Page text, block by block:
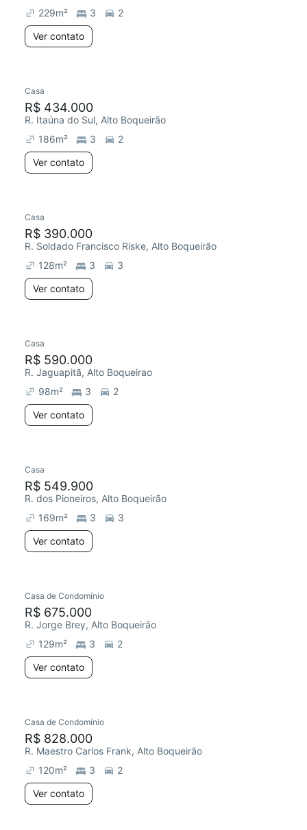
229m² 3
2
Ver contato
Casa
R$ 434.000
R. Itaúna do Sul, Alto Boqueirão
186m² 3
2
Ver contato
Chegou este mês
Casa
R$ 390.000
R. Soldado Francisco Riske, Alto Boqueirão
128m² 3
3
Ver contato
Casa
R$ 590.000
R. Jaguapitã, Alto Boqueirao
98m² 3
2
Ver contato
Chegou este mês
Casa
R$ 549.900
R. dos Pioneiros, Alto Boqueirão
169m² 3
3
Ver contato
Casa de Condomínio
R$ 675.000
R. Jorge Brey, Alto Boqueirão
129m² 3
2
Ver contato
Casa de Condomínio
R$ 828.000
R. Maestro Carlos Frank, Alto Boqueirão
120m² 3
2
Ver contato